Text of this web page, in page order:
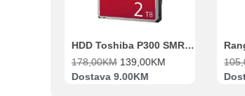
HDD Toshiba P300 SMR 3.5″ 2TB SATA III
178,00KM 139,00KM
Dostava 9.00KM